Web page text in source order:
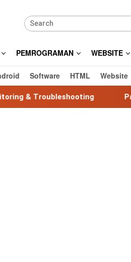
PEMROGRAMAN WEBSITE
Software HTML Website
Parallels